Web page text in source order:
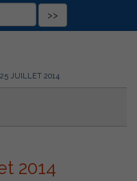
JUILLET 2014
2014